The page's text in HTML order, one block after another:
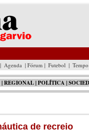
| Agenda | Fórum | Futebol | Tempo
|REGIONAL|POLÍTICA|
de recreio